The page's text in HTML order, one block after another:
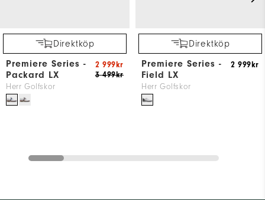
Direktköp
Premiere Series -
Packard LX
Herr Golfskor
3 499kr
2 999kr
Direktköp
Premiere Series -
Field LX
Herr Golfskor
2 999kr